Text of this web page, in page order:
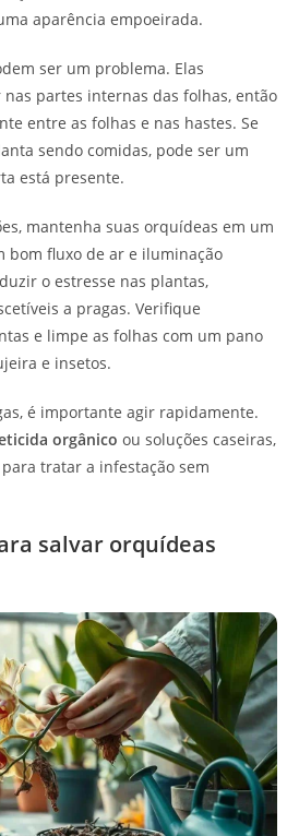
aparência empoeirada.
ser um problema. Elas
partes internas das folhas, então
entre as folhas e nas hastes. Se
sendo comidas, pode ser um
está presente.
mantenha suas orquídeas em um
bom fluxo de ar e iluminação
o estresse nas plantas,
a pragas. Verifique
e limpe as folhas com um pano
e insetos.
é importante agir rapidamente.
orgânico ou soluções caseiras,
tratar a infestação sem
salvar orquídeas